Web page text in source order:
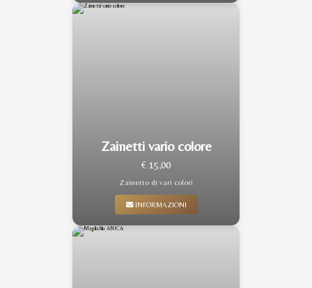
Zainetti vario colore
€ 15,00
Zainetto di vari colori
INFORMAZIONI